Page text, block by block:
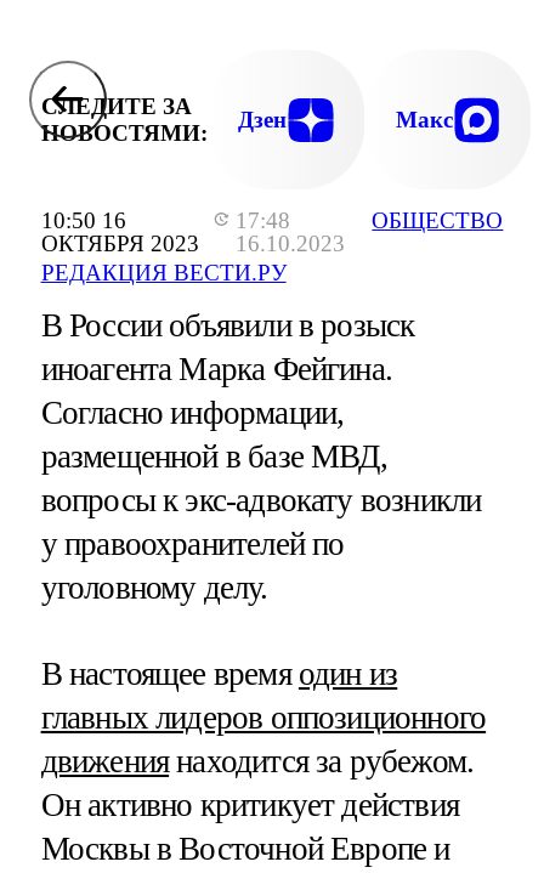
10:50 16
ОКТЯБРЯ 2023
17:48
16.10.2023
РЕДАКЦИЯ ВЕСТИ.РУ
ОБЩЕСТВО
СЛЕДИТЕ ЗА
НОВОСТЯМИ:
Дзен Макс
В России объявили в розыск
иноагента Марка Фейгина.
Согласно информации,
размещенной в базе МВД,
вопросы к экс-адвокату возникли
у правоохранителей по
уголовному делу.
В настоящее время один из
главных лидеров оппозиционного
движениянаходится за рубежом.
Он активно критикует действия
Москвы в Восточной Европе и